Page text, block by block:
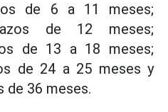
de 6 a 11 meses;
de 12 meses;
de 13 a 18 meses;
de 24 a 25 meses y
de 36 meses.